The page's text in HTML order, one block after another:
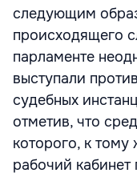
следующим
происходящего
парламенте
выступали
судебных
отметив, что
которого, к
рабочий кабинет